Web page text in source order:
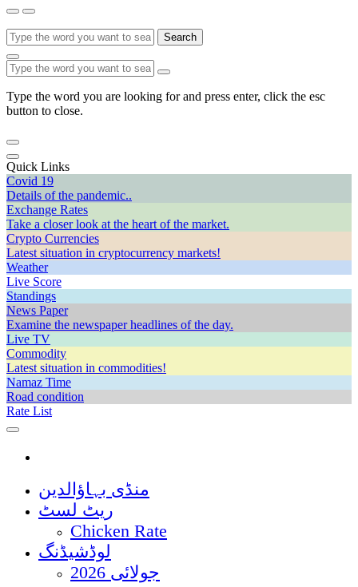
Search
Type the word you are looking for and press enter, click the esc
button to close.
Quick Links
Covid 19
Details of the pandemic..
Exchange Rates
Take a closer look at the heart of the market.
Crypto Currencies
Latest situation in cryptocurrency markets!
Weather
Live Score
Standings
News Paper
Examine the newspaper headlines of the day.
Live TV
Commodity
Latest situation in commodities!
Namaz Time
Road condition
Rate List
منڈی بہاؤالدین
ریٹ لسٹ
Chicken Rate
لوڈشیڈنگ
جولائی 2026